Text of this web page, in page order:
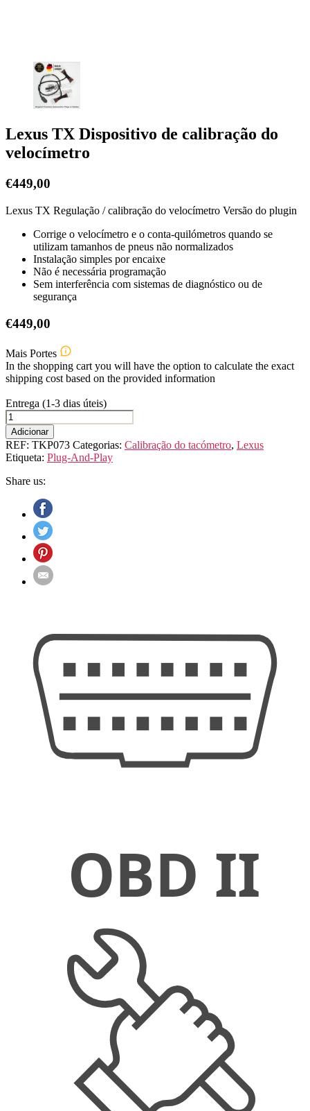
Lexus TX Dispositivo de calibração do
velocímetro
€449,00
Lexus TX Regulação / calibração do velocímetro Versão do plugin
Corrige o velocímetro e o conta-quilómetros quando se
utilizam tamanhos de pneus não normalizados
Instalação simples por encaixe
Não é necessária programação
Sem interferência com sistemas de diagnóstico ou de
segurança
€449,00
Mais Portes
In the shopping cart you will have the option to calculate the exact
shipping cost based on the provided information
Entrega (1-3 dias úteis)
Quantidade
de
Lexus
TX
Dispositivo
de
velocímetro
Adicionar
REF: TKP073 Categorias: Calibração do tacómetro, Lexus
Etiqueta: Plug-And-Play
Share us: